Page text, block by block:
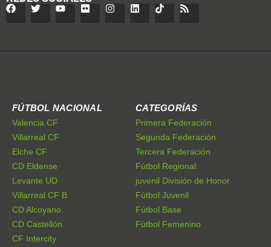
FÚTBOL NACIONAL
Valencia CF
Villarreal CF
Elche CF
CD Eldense
Levante UD
Villarreal CF B
CD Alcoyano
CD Castellón
CF Intercity
CATEGORÍAS
Primera Federación
Segunda Federación
Tercera Federación
Fútbol Regional
juvenil División de Honor
Fútbol Juvenil
Fútbol Base
Fútbol Femenino